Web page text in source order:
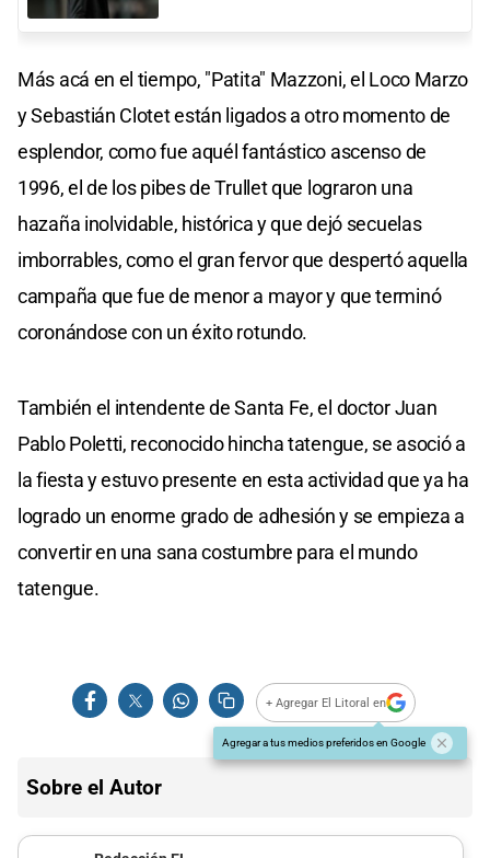
Más acá en el tiempo, "Patita" Mazzoni, el Loco Marzo
y Sebastián Clotet están ligados a otro momento de
esplendor, como fue aquél fantástico ascenso de
1996, el de los pibes de Trullet que lograron una
hazaña inolvidable, histórica y que dejó secuelas
imborrables, como el gran fervor que despertó aquella
campaña que fue de menor a mayor y que terminó
coronándose con un éxito rotundo.
También el intendente de Santa Fe, el doctor Juan
Pablo Poletti, reconocido hincha tatengue, se asoció a
la fiesta y estuvo presente en esta actividad que ya ha
logrado un enorme grado de adhesión y se empieza a
convertir en una sana costumbre para el mundo
tatengue.
+ Agregar El Litoral en
Agregar a tus medios preferidos en Google
Sobre el Autor